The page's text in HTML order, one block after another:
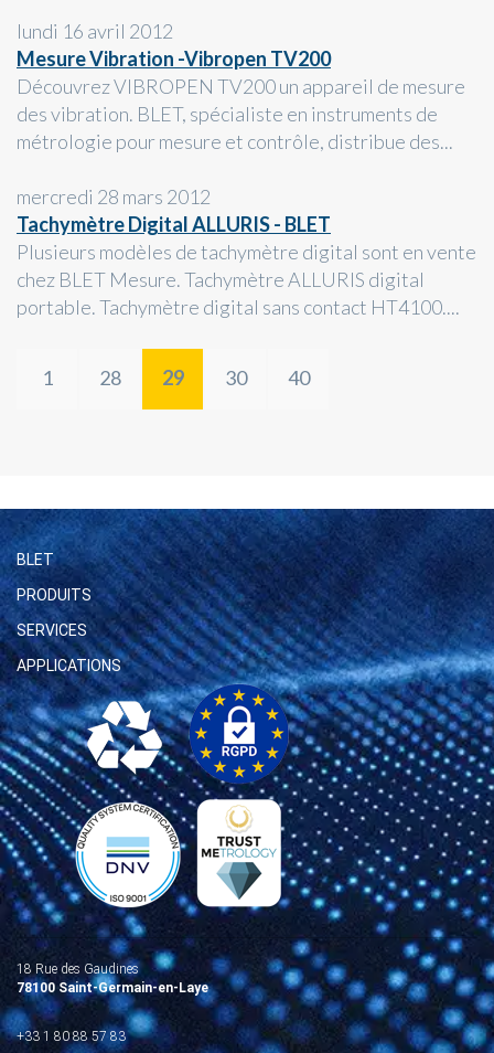
lundi 16 avril 2012
Mesure Vibration -Vibropen TV200
Découvrez VIBROPEN TV200 un appareil de mesure
des vibration. BLET, spécialiste en instruments de
métrologie pour mesure et contrôle, distribue des...
mercredi 28 mars 2012
Tachymètre Digital ALLURIS - BLET
Plusieurs modèles de tachymètre digital sont en vente
chez BLET Mesure. Tachymètre ALLURIS digital
portable. Tachymètre digital sans contact HT4100....
1 28 29 30 40
BLET
PRODUITS
SERVICES
APPLICATIONS
18 Rue des Gaudines
78100 Saint-Germain-en-Laye
+33 1 80 88 57 83